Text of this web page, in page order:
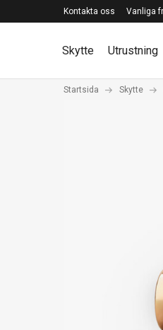
Kontakta oss Vanliga
Skytte Utrustning
Startsida Skytte